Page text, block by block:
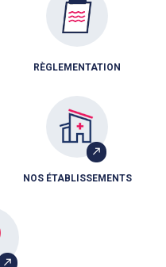
RÈGLEMENTATION
NOS ÉTABLISSEMENTS